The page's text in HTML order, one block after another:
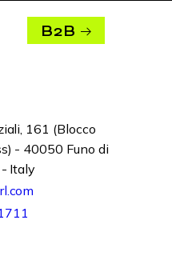
B2B
161 (Blocco
- 40050 Funo di
Italy